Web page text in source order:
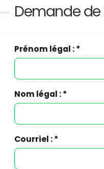
Demande de
Prénom légal : *
Nom légal : *
Courriel : *